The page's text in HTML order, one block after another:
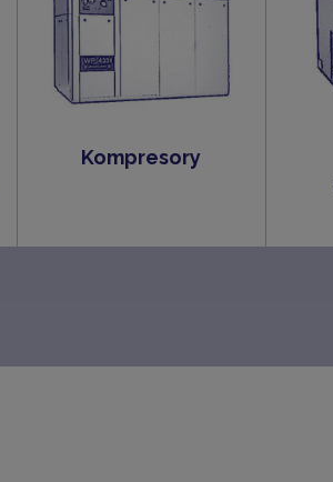
Kompresory